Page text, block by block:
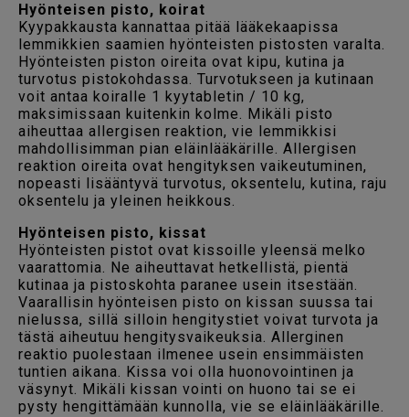
Hyönteisen pisto, koirat
Kyypakkausta kannattaa pitää lääkekaapissa
lemmikkien saamien hyönteisten pistosten varalta.
Hyönteisten piston oireita ovat kipu, kutina ja
turvotus pistokohdassa. Turvotukseen ja kutinaan
voit antaa koiralle 1 kyytabletin / 10 kg,
maksimissaan kuitenkin kolme. Mikäli pisto
aiheuttaa allergisen reaktion, vie lemmikkisi
mahdollisimman pian eläinlääkärille. Allergisen
reaktion oireita ovat hengityksen vaikeutuminen,
nopeasti lisääntyvä turvotus, oksentelu, kutina, raju
oksentelu ja yleinen heikkous.
Hyönteisen pisto, kissat
Hyönteisten pistot ovat kissoille yleensä melko
vaarattomia. Ne aiheuttavat hetkellistä, pientä
kutinaa ja pistoskohta paranee usein itsestään.
Vaarallisin hyönteisen pisto on kissan suussa tai
nielussa, sillä silloin hengitystiet voivat turvota ja
tästä aiheutuu hengitysvaikeuksia. Allerginen
reaktio puolestaan ilmenee usein ensimmäisten
tuntien aikana. Kissa voi olla huonovointinen ja
väsynyt. Mikäli kissan vointi on huono tai se ei
pysty hengittämään kunnolla, vie se eläinlääkärille.